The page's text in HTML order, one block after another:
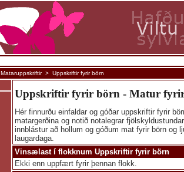
Uppskriftir fyrir börn - Matur
Hér finnurðu einfaldar og góðar uppskriftir fyrir
matargerðina og notið notalegrar
innblástur að hollum og góðum mat fyrir börn og
laugardaga.
Vinsælast í flokknum Uppskriftir fyrir börn
Ekki enn uppfært fyrir þennan flokk.
Mataruppskriftir > Uppskriftir fyrir börn